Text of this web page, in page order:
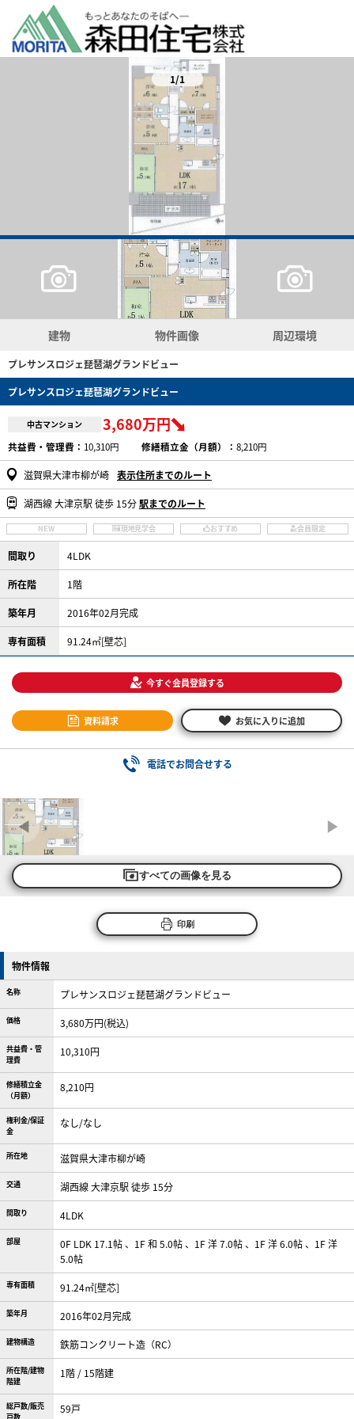
1/1
建物 物件画像 周辺環境
プレサンスロジェ琵琶湖グランドビュー
プレサンスロジェ琵琶湖グランドビュー
中古マンション 3,680万円
共益費・管理費： 10,310円 修繕積立金（月額）：8,210円
滋賀県大津市柳が崎 表示住所までのルート
湖西線 大津京駅 徒歩 15分駅までのルート
NEW 現地見学会 おすすめ 会員限定
間取り 4LDK
所在階 1階
築年月 2016年02月完成
専有面積 91.24㎡[壁芯]
今すぐ会員登録する
資料請求 お気に入りに追加
電話でお問合せする
すべての画像を見る
印刷
物件情報
名称 プレサンスロジェ琵琶湖グランドビュー
価格 3,680万円(税込)
共益費・管
理費
10,310円
修繕積立金
（月額）
8,210円
権利金/保証
金
なし/なし
所在地 滋賀県大津市柳が崎
交通 湖西線 大津京駅 徒歩 15分
間取り 4LDK
部屋
0F LDK 17.1帖 、1F 和 5.0帖 、1F 洋 7.0帖 、1F 洋 6.0帖 、1F 洋
5.0帖
専有面積 91.24㎡[壁芯]
築年月 2016年02月完成
建物構造 鉄筋コンクリート造（RC）
所在階/建物
階建
1階 / 15階建
総戸数/販売
59戸